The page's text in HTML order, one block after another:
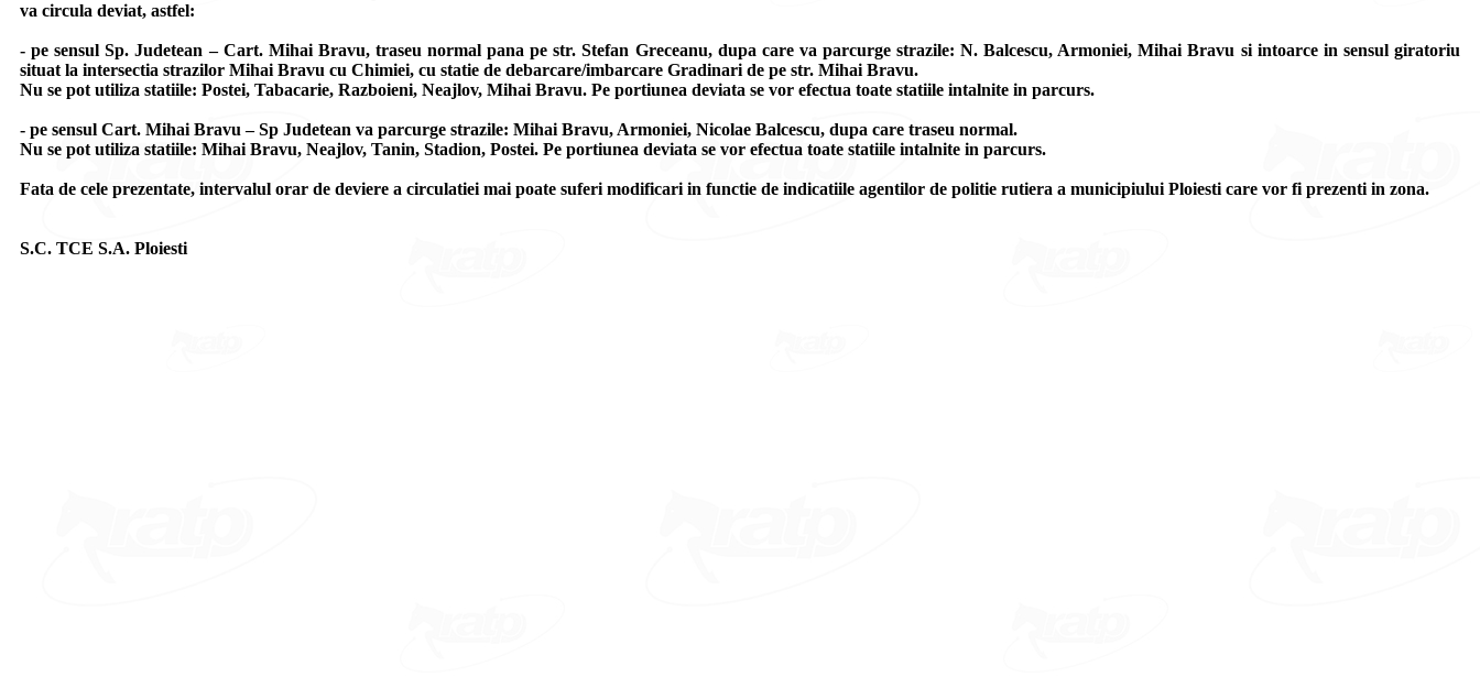
va circula deviat, astfel:
- pe sensul Sp. Judetean – Cart. Mihai Bravu, traseu normal pana pe str. Stefan Greceanu, dupa care va parcurge strazile: N. Balcescu, Armoniei, Mihai Bravu si intoarce in sensul giratoriu
situat la intersectia strazilor Mihai Bravu cu Chimiei, cu statie de debarcare/imbarcare Gradinari de pe str. Mihai Bravu.
Nu se pot utiliza statiile: Postei, Tabacarie, Razboieni, Neajlov, Mihai Bravu. Pe portiunea deviata se vor efectua toate statiile intalnite in parcurs.
- pe sensul Cart. Mihai Bravu – Sp Judetean va parcurge strazile: Mihai Bravu, Armoniei, Nicolae Balcescu, dupa care traseu normal.
Nu se pot utiliza statiile: Mihai Bravu, Neajlov, Tanin, Stadion, Postei. Pe portiunea deviata se vor efectua toate statiile intalnite in parcurs.
Fata de cele prezentate, intervalul orar de deviere a circulatiei mai poate suferi modificari in functie de indicatiile agentilor de politie rutiera a municipiului Ploiesti care vor fi prezenti in zona.
S.C. TCE S.A. Ploiesti